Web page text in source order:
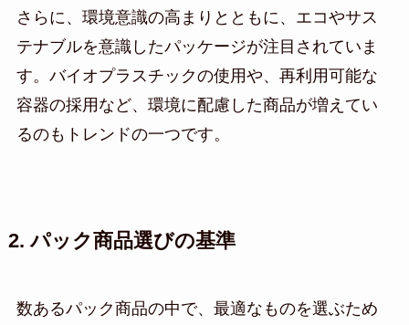
さらに、環境意識の高まりとともに、エコやサス
テナブルを意識したパッケージが注目されていま
す。バイオプラスチックの使用や、再利用可能な
容器の採用など、環境に配慮した商品が増えてい
るのもトレンドの一つです。
2. パック商品選びの基準
数あるパック商品の中で、最適なものを選ぶため